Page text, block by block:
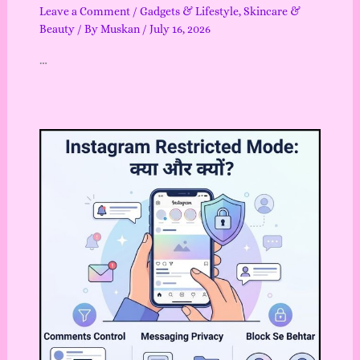
Leave a Comment / Gadgets & Lifestyle,Skincare &
Beauty/ ByMuskan / July 16, 2026
…